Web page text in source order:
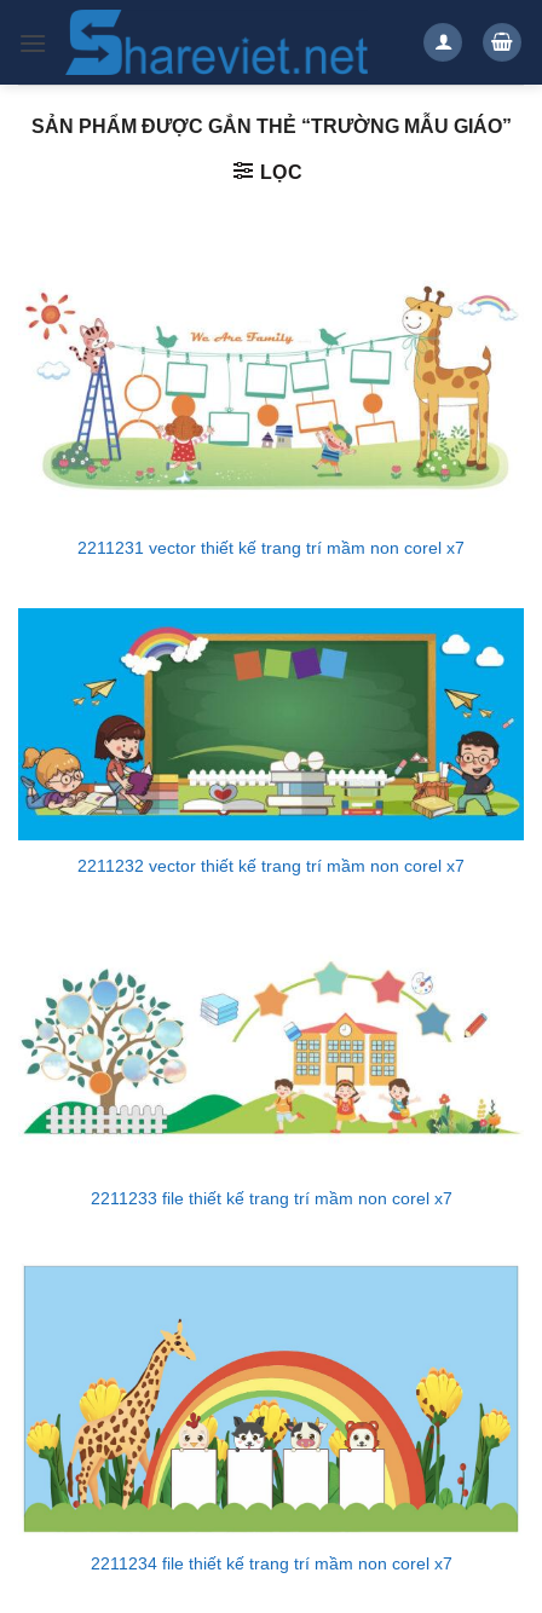
qua
SẢN PHẨM ĐƯỢC GẮN THẺ “TRƯỜNG MẪU GIÁO”
LỌC
2211231 vector thiết kế trang trí mầm non corel x7
2211232 vector thiết kế trang trí mầm non corel x7
2211233 file thiết kế trang trí mầm non corel x7
2211234 file thiết kế trang trí mầm non corel x7